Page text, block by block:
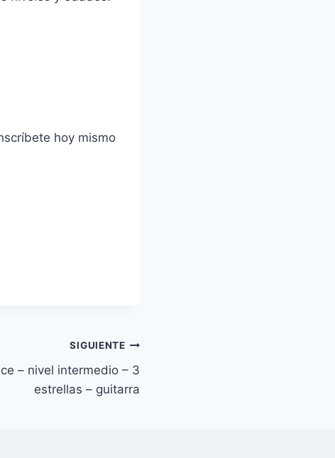
hoy mismo
SIGUIENTE
– nivel intermedio – 3
estrellas – guitarra